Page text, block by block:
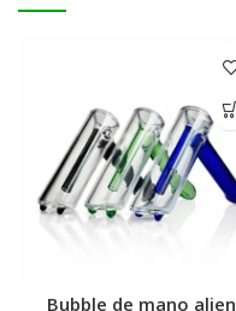
Bubble de mano alien